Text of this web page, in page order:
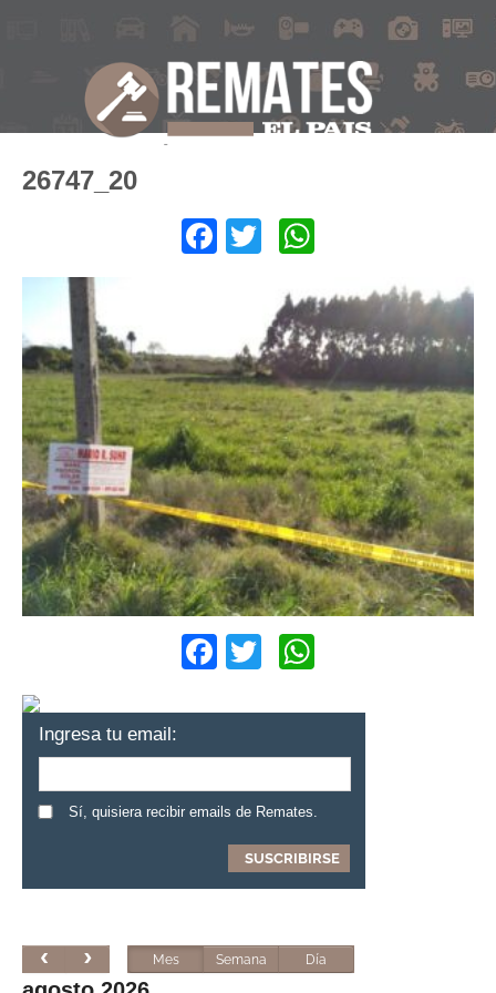
26747_20
Facebook
Twitter
Facebook
Twitter
Ingresa tu email:
Sí, quisiera recibir emails de Remates.
Mes Semana Día